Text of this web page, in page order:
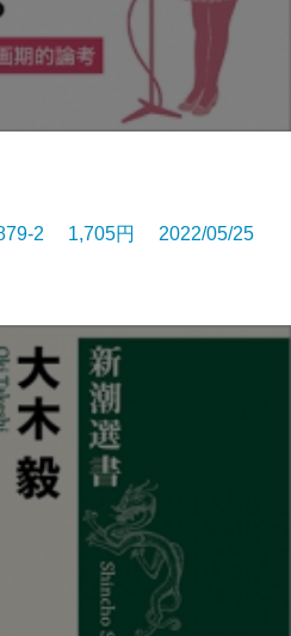
2 1,705円 2022/05/25